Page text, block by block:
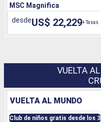
MSC Magnifica
desdeUS$ 22,229+ Tasas
VUELTA
VUELTA AL MUNDO
Club de niños gratis desde los 3